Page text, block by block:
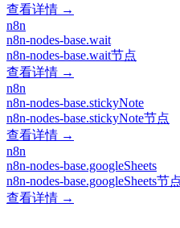
查看详情 →
n8n
n8n-nodes-base.wait
n8n-nodes-base.wait节点
查看详情 →
n8n
n8n-nodes-base.stickyNote
n8n-nodes-base.stickyNote节点
查看详情 →
n8n
n8n-nodes-base.googleSheets
n8n-nodes-base.googleSheets节
查看详情 →